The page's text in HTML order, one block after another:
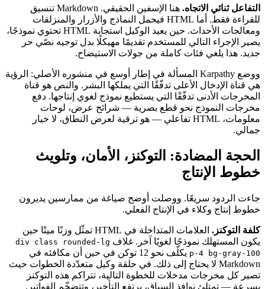
التفاعل ثنائي الاتجاه.
هنا الإسفين الحقيقي. Markdown تنسيق
للقراءة فقط. أما HTML فيحمل النماذج والأزرار والمنزلقات
ومعالجات الأحداث. حين يعيد الوكيل استجابة HTML تحتوي نموذجًا،
يصير الإجراء التالي للمستخدم تقديمًا مهيكلًا بدل توجيه نصّي حر
جديد. هذا يلغي فئات كاملة من جولات الاستيضاح.
ووضع Karpathy المسألة في إطار أوسع في منشوره الأصلي: الرؤية
هي قناة الإدخال الأعلى تدفّقًا التي يملكها البشر. والنص هو قناة
المخرجات الأدنى تدفّقًا التي يستطيع نموذج لغوي إنتاجها. دفع
مخرجات النموذج نحو قطع بصرية — شرائح عرض، لوحات
معلومات، HTML تفاعلي — هو ترقية لعرض النطاق، لا خيار
جمالي.
الحجة المضادة: التوكنز، الأمان، وتلويث
خطوط الإنتاج
جاءت الردود سريعًا. ووصلت أوضح صياغة من ممارسين يديرون
خطوط إنتاج وكلاء في الإنتاج الفعلي.
كلفة التوكنز.
العلامات المتداخلة في HTML تمثّل وزنًا ميتًا حين
يكون المستهلك نموذجًا لغويًا آخر. غلاف div class rounded-lg
p-4 bg-gray-100
يكلّف نحو 12 توكن في حين أن مكافئه في
Markdown لا يحتاج إلى ذلك. في حلقة وكيل متعدّدة الخطوات حيث
تصير كل مخرجات مدخلات للخطوة التالية، تتراكم هذه التوكنز
بسرعة — تمتلئ نوافذ السياق، يرتفع التأخير، وتتضخّم الفواتير.